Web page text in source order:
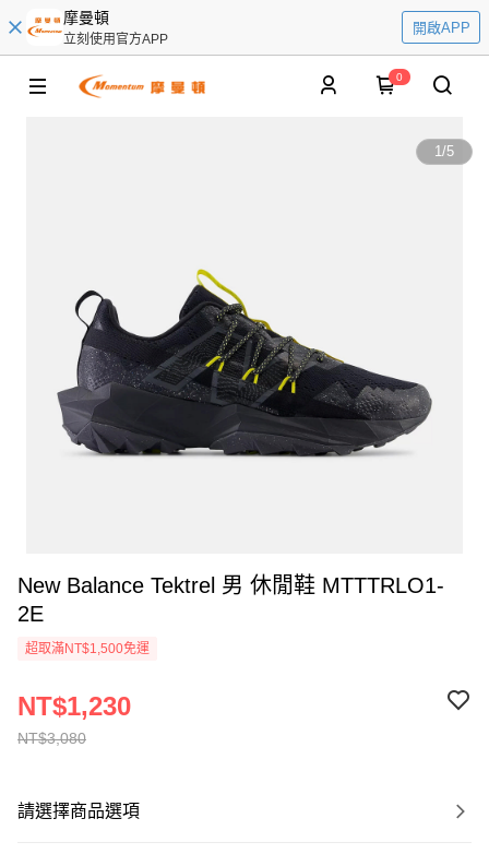
摩曼頓
立刻使用官方APP
開啟APP
0
1/5
New Balance Tektrel 男 休閒鞋 MTTTRLO1-
2E
超取滿NT$1,500免運
NT$3,080
NT$1,230
請選擇商品選項